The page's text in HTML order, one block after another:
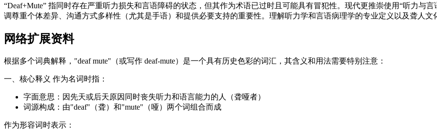
“Deaf+Mute” 指同时存在严重听力损失和言语障碍的状态，但其作为术语已过时且可能具有冒犯性。现代更推崇使用“听力与
调尊重个体差异、沟通方式多样性（尤其是手语）和提供必要支持的重要性。理解听力学和言语病理学的专业定义以及聋人文
网络扩展资料
根据多个词典解释，"deaf mute"（或写作 deaf-mute）是一个具有历史色彩的词汇，其含义和用法需要特别注意：
一、核心释义 作为名词时指：
字面意思：因先天或后天原因同时丧失听力和语言能力的人（聋哑者）
词源构成：由"deaf"（聋）和"mute"（哑）两个词组合而成
作为形容词时表示：